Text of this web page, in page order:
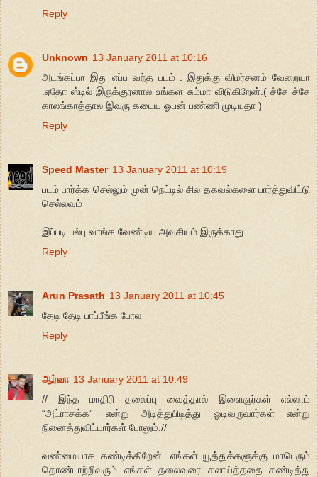
Reply
Unknown 13 January 2011 at 10:16
அடங்கப்பா இது எப்ப வந்த படம் . இதுக்கு விமர்சனம் வேறையா
.ஏதோ ஸ்டில் இருக்குரனால உங்கள சும்மா விடுகிறேன்.( ச்சே ச்சே
காலங்காத்தால இவரு கடைய ஓபன் பண்ணி முடியுதா )
Reply
Speed Master 13 January 2011 at 10:19
படம் பார்க்க செல்லும் முன் நெட்டில் சில தகவல்களை பார்த்துவிட்டு
செல்லவும்
இப்படி பல்பு வாங்க வேண்டிய அவசியம் இருக்காது
Reply
Arun Prasath 13 January 2011 at 10:45
தேடி தேடி பாப்பீங்க போல
Reply
ஆர்வா 13 January 2011 at 10:49
// இந்த மாதிரி தலைப்பு வைத்தால் இளைஞர்கள் எல்லாம்
“அட்ராசக்க” என்று அடித்துபிடித்து ஓடிவருவார்கள் என்று
நினைத்துவிட்டார்கள் போலும்.//
வண்மையாக கண்டிக்கிறேன். எங்கள் யூத்துக்களுக்கு மாபெரும்
தொண்டாற்றிவரும் எங்கள் தலைவரை கலாய்த்ததை கண்டித்து